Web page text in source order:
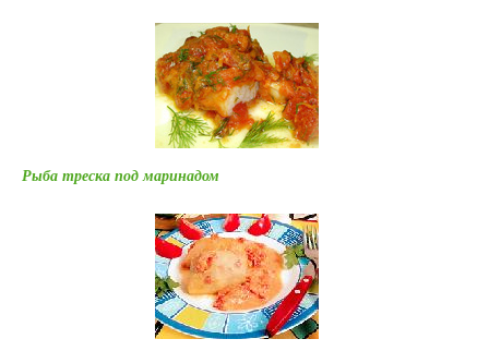
Рыба треска под маринадом